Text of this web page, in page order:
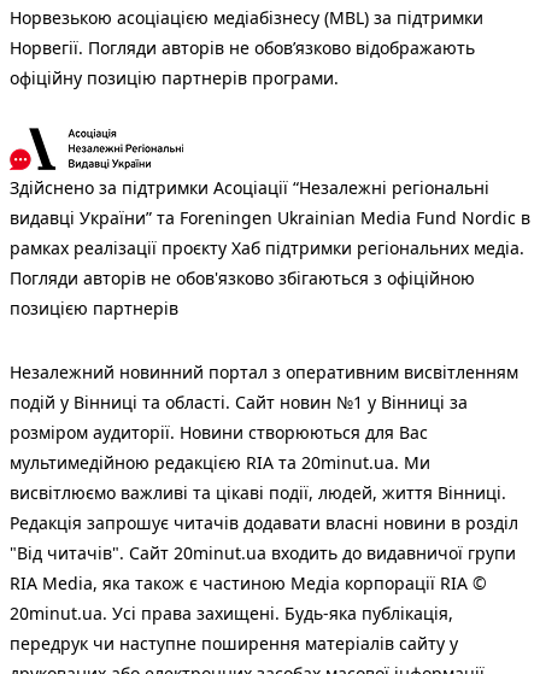
Норвезькою асоціацією медіабізнесу (MBL) за підтримки
Норвегії. Погляди авторів не обов’язково відображають
офіційну позицію партнерів програми.
Здійснено за підтримки Асоціації “Незалежні регіональні
видавці України” та Foreningen Ukrainian Media Fund Nordic в
рамках реалізації проєкту Хаб підтримки регіональних медіа.
Погляди авторів не обов'язково збігаються з офіційною
позицією партнерів
Незалежний новинний портал з оперативним висвітленням
подій у Вінниці та області. Сайт новин №1 у Вінниці за
розміром аудиторії. Новини створюються для Вас
мультимедійною редакцією RIA та 20minut.ua. Ми
висвітлюємо важливі та цікаві події, людей, життя Вінниці.
Редакція запрошує читачів додавати власні новини в розділ
"Від читачів". Сайт 20minut.ua входить до видавничої групи
RIA Media, яка також є частиною Медіа корпорації RIA ©
20minut.ua. Усі права захищені. Будь-яка публiкацiя,
передрук чи наступне поширення матеріалів сайту у